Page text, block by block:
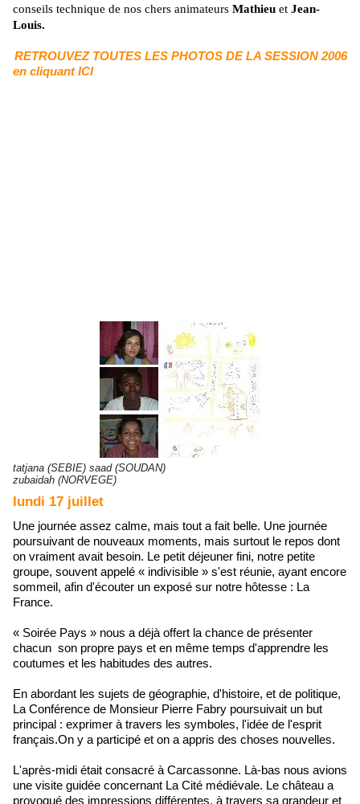
conseils technique de nos chers animateurs Mathieu et Jean-
Louis.
RETROUVEZ TOUTES LES PHOTOS DE LA SESSION 2006
en cliquant ICI
tatjana (SEBIE) saad (SOUDAN)
zubaidah (NORVEGE)
lundi 17 juillet
Une journée assez calme, mais tout a fait belle. Une journée
poursuivant de nouveaux moments, mais surtout le repos dont
on vraiment avait besoin. Le petit déjeuner fini, notre petite
groupe, souvent appelé « indivisible » s'est réunie, ayant encore
sommeil, afin d'écouter un exposé sur notre hôtesse : La
France.
« Soirée Pays » nous a déjà offert la chance de présenter
chacun son propre pays et en même temps d'apprendre les
coutumes et les habitudes des autres.
En abordant les sujets de géographie, d'histoire, et de politique,
La Conférence de Monsieur Pierre Fabry poursuivait un but
principal : exprimer à travers les symboles, l'idée de l'esprit
français.On y a participé et on a appris des choses nouvelles.
L'après-midi était consacré à Carcassonne. Là-bas nous avions
une visite guidée concernant La Cité médiévale. Le château a
provoqué des impressions différentes, à travers sa grandeur et